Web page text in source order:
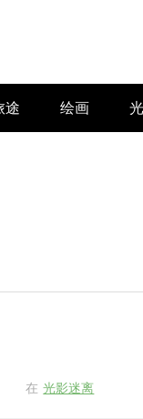
途 绘画
在 光影迷离